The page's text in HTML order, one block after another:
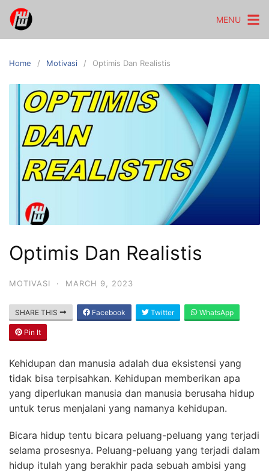
Skip
content
MENU
Home Motivasi Optimis Dan Realistis
Optimis Dan Realistis
MOTIVASI · MARCH 9, 2023
SHARE THIS Facebook Twitter WhatsApp
Pin It
Kehidupan dan manusia adalah dua eksistensi yang
tidak bisa terpisahkan. Kehidupan memberikan apa
yang diperlukan manusia dan manusia berusaha hidup
untuk terus menjalani yang namanya kehidupan.
Bicara hidup tentu bicara peluang-peluang yang terjadi
selama prosesnya. Peluang-peluang yang terjadi dalam
hidup itulah yang berakhir pada sebuah ambisi yang